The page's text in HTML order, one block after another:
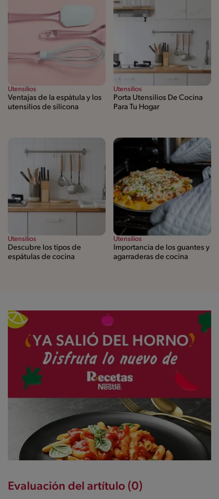
Utensilios
Ventajas de la espátula y los
utensilios de silicona
Utensilios
Porta Utensilios De Cocina
Para Tu Hogar
Utensilios
Descubre los tipos de
espátulas de cocina
Utensilios
Importancia de los guantes y
agarraderas de cocina
Evaluación del artítulo (0)